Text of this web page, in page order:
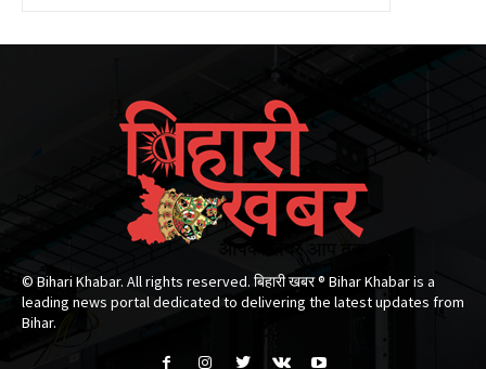
© Bihari Khabar. All rights reserved. बिहारी खबर ®​ Bihar Khabar is a
leading news portal dedicated to delivering the latest updates from
Bihar.